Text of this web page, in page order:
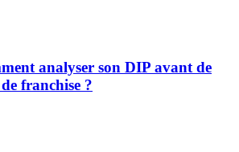
analyser son DIP avant de
franchise ?